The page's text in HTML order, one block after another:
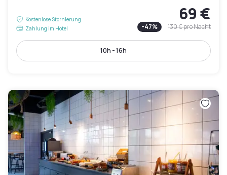
Kostenlose Stornierung
Zahlung im Hotel
69 €
-47% 130 €pro Nacht
10h - 16h